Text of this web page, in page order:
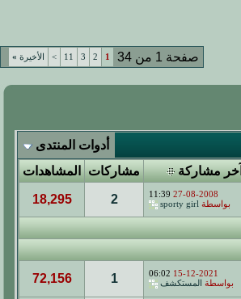
صفحة 1 من 34 1
2
3
11
> الأخيرة »
أدوات المنتدى
آخر مشاركة مشاركات المشاهدات
27-08-2008
11:39
بواسطة sporty girl
2
18,295
15-12-2021
06:02
بواسطة
المستكشف 1
72,156